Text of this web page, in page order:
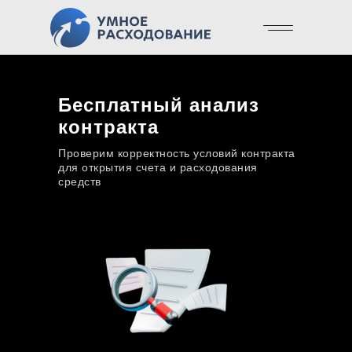
Бесплатный анализ
контракта
Проверим корректность условий контракта
для открытия счета и расходования
средств